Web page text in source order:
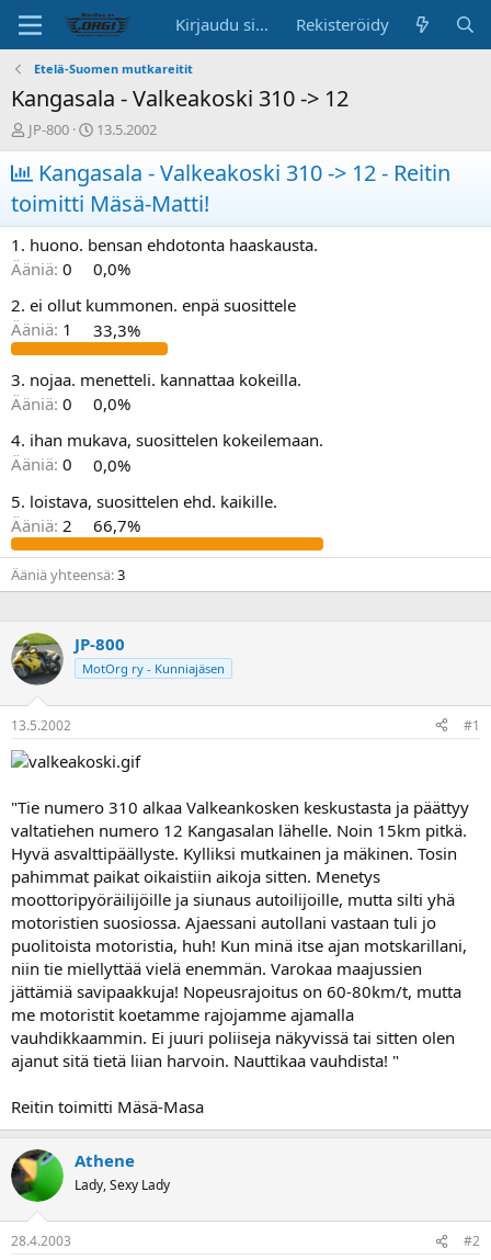
Kirjaudu sisään Rekisteröidy
Etelä-Suomen mutkareitit
Kangasala - Valkeakoski 310 -> 12
K
e
s
k
u
s
t
e
u
n
a
o
i
t
a
a
JP-800
A
l
o
i
t
u
s
p
i
v
ä
13.5.2002
Kangasala - Valkeakoski 310 -> 12 - Reitin
toimitti Mäsä-Matti!
1. huono. bensan ehdotonta haaskausta.
Ääniä: 0
0,0%
2. ei ollut kummonen. enpä suosittele
Ääniä: 1 33,3%
3. nojaa. menetteli. kannattaa kokeilla.
Ääniä: 0
0,0%
4. ihan mukava, suosittelen kokeilemaan.
Ääniä: 0
0,0%
5. loistava, suosittelen ehd. kaikille.
Ääniä: 2 66,7%
Ääniä yhteensä 3
JP-800
MotOrg ry - Kunniajäsen
13.5.2002 #1
"Tie numero 310 alkaa Valkeankosken keskustasta ja päättyy
valtatiehen numero 12 Kangasalan lähelle. Noin 15km pitkä.
Hyvä asvalttipäällyste. Kylliksi mutkainen ja mäkinen. Tosin
pahimmat paikat oikaistiin aikoja sitten. Menetys
moottoripyöräilijöille ja siunaus autoilijoille, mutta silti yhä
motoristien suosiossa. Ajaessani autollani vastaan tuli jo
puolitoista motoristia, huh! Kun minä itse ajan motskarillani,
niin tie miellyttää vielä enemmän. Varokaa maajussien
jättämiä savipaakkuja! Nopeusrajoitus on 60-80km/t, mutta
me motoristit koetamme rajojamme ajamalla
vauhdikkaammin. Ei juuri poliiseja näkyvissä tai sitten olen
ajanut sitä tietä liian harvoin. Nauttikaa vauhdista! "
Reitin toimitti Mäsä-Masa
Athene
Lady, Sexy Lady
28.4.2003 #2